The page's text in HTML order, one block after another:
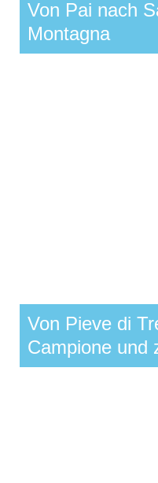
Von Pai nach
Montagna
Von Pieve di
Campione und